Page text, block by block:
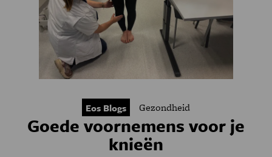
Eos Blogs Gezondheid
Goede voornemens voor je
knieën